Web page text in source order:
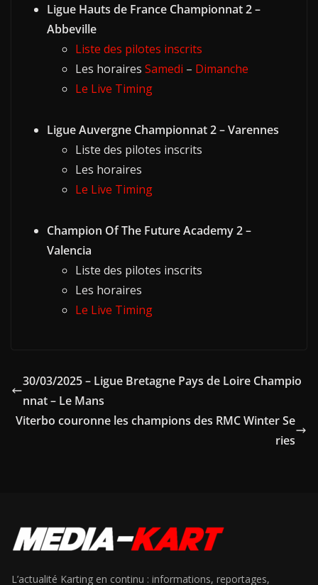
Ligue Hauts de France Championnat 2 –
Abbeville
Liste des pilotes inscrits
Les horaires Samedi – Dimanche
Le Live Timing
Ligue Auvergne Championnat 2 – Varennes
Liste des pilotes inscrits
Les horaires
Le Live Timing
Champion Of The Future Academy 2 –
Valencia
Liste des pilotes inscrits
Les horaires
Le Live Timing
30/03/2025 – Ligue Bretagne Pays de Loire Champio
nnat – Le Mans
Viterbo couronne les champions des RMC Winter Se
ries
L’actualité Karting en continu : informations, reportages,